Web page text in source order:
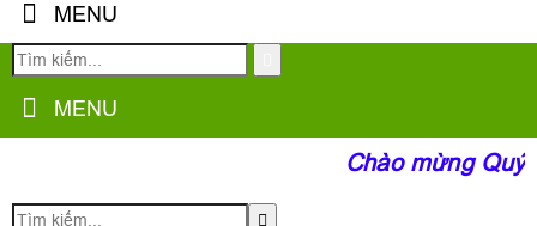
MENU
MENU
Chào mừng Quý